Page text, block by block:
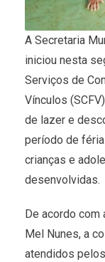
A Secretaria
iniciou nesta
Serviços de
Vínculos
de lazer e
período de
crianças e
desenvolvidas.
De acordo
Mel Nunes, a
atendidos